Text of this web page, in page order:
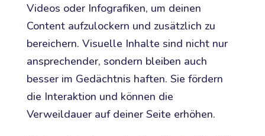
Videos oder Infografiken, um deinen
Content aufzulockern und zusätzlich zu
bereichern. Visuelle Inhalte sind nicht nur
ansprechender, sondern bleiben auch
besser im Gedächtnis haften. Sie fördern
die Interaktion und können die
Verweildauer auf deiner Seite erhöhen.